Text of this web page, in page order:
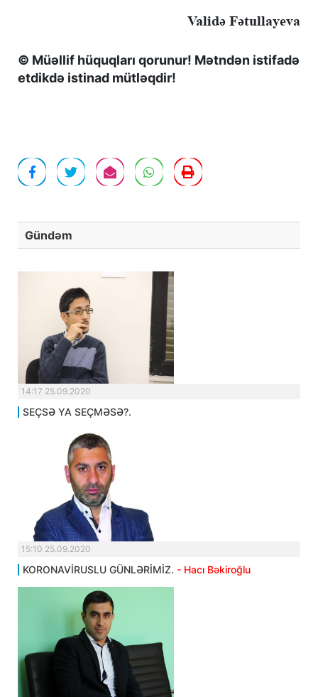
Validə Fətullayeva
© Müəllif hüquqları qorunur! Mətndən istifadə
etdikdə istinad mütləqdir!
Gündəm
14:17 25.09.2020
SEÇSƏ YA SEÇMƏSƏ?.
15:10 25.09.2020
KORONAVİRUSLU GÜNLƏRİMİZ. - Hacı Bəkiroğlu